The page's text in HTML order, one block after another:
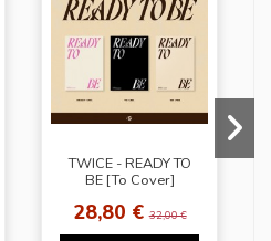
TWICE - READY TO
BE [To Cover]
28,80 €32,00 €